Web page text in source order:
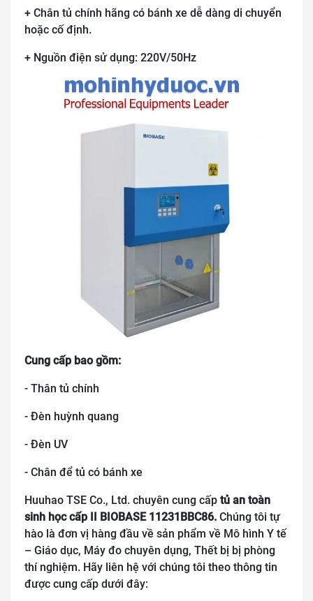
+ Chân tủ chính hãng có bánh xe dễ dàng di chuyển
hoặc cố định.
+ Nguồn điện sử dụng: 220V/50Hz
Cung cấp bao gồm:
- Thân tủ chính
- Đèn huỳnh quang
- Đèn UV
- Chân để tủ có bánh xe
Huuhao TSE Co., Ltd. chuyên cung cấp tủ an toàn
sinh học cấp II BIOBASE 11231BBC86. Chúng tôi tự
hào là đơn vị hàng đầu về sản phẩm về Mô hình Y tế
– Giáo dục, Máy đo chuyên dụng, Thết bị bị phòng
thí nghiệm. Hãy liên hệ với chúng tôi theo thông tin
được cung cấp dưới đây: